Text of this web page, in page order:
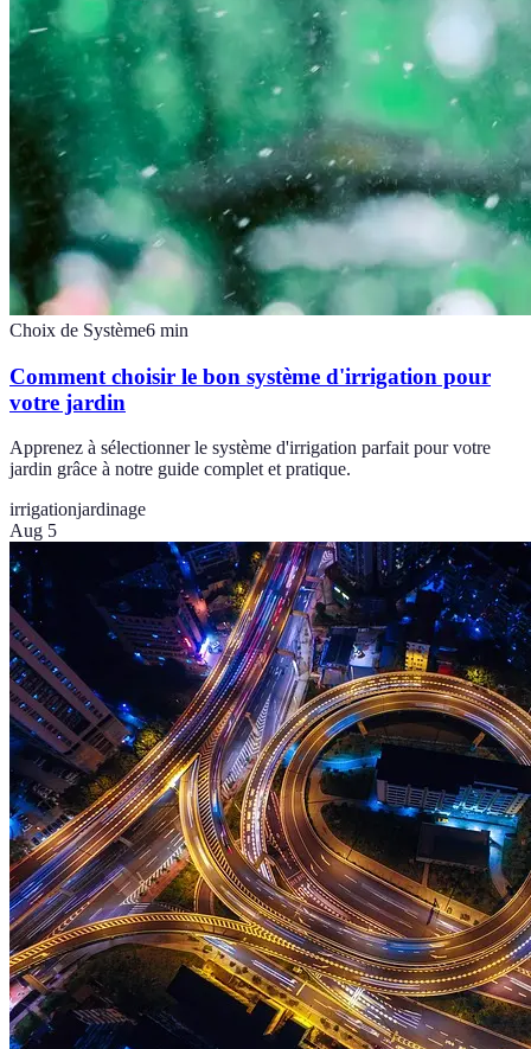
Choix de Système6 min
Comment choisir le bon système d'irrigation pour
votre jardin
Apprenez à sélectionner le système d'irrigation parfait pour votre
jardin grâce à notre guide complet et pratique.
irrigationjardinage
Aug 5